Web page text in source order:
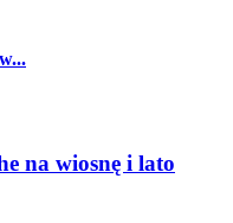
na wiosnę i lato